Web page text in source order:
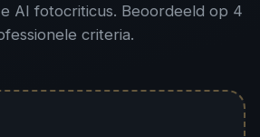
AI fotocriticus. Beoordeeld op 4
criteria.